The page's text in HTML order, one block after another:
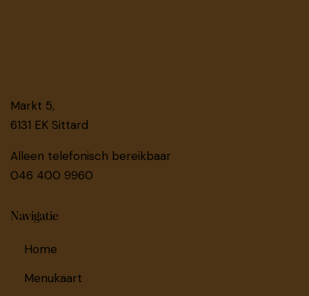
Markt 5,
6131 EK Sittard
Alleen telefonisch bereikbaar
046 400 9960
Navigatie
Home
Menukaart